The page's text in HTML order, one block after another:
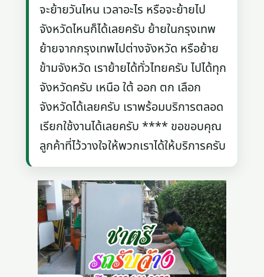
จะย้ายวันไหน เวลาอะไร หรือจะย้ายไป
จังหวัดไหนก็ได้เลยครับ ย้ายในกรุงเทพ
ย้ายจากกรุงเทพไปต่างจังหวัด หรือย้าย
ข้ามจังหวัด เราย้ายได้ทั่วไทยครับ ไปได้ทุก
จังหวัดครับ เหนือ ใต้ ออก ตก เลือก
จังหวัดได้เลยครับ เราพร้อมบริการตลอด
เรียกใช้งานได้เลยครับ **** ขอขอบคุณ
ลูกค้าที่ไว้วางใจให้พวกเราได้ให้บริการครับ